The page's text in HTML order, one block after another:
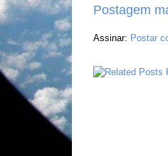
Postagem
Assinar: Postar